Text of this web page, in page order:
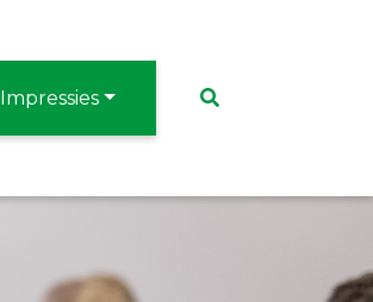
Impressies